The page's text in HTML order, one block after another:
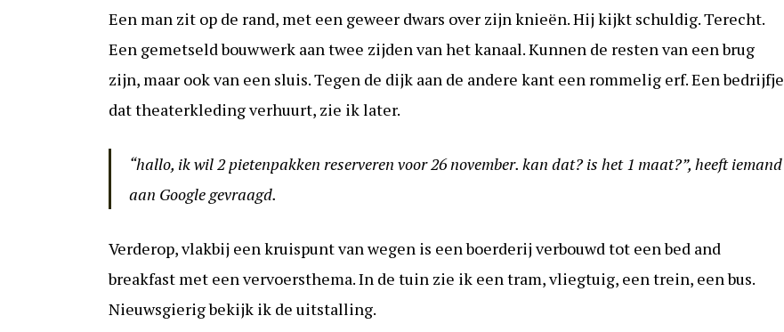
Een man zit op de rand, met een geweer dwars over zijn knieën. Hij kijkt schuldig. Terecht.
Een gemetseld bouwwerk aan twee zijden van het kanaal. Kunnen de resten van een brug
zijn, maar ook van een sluis. Tegen de dijk aan de andere kant een rommelig erf. Een bedrijfje
dat theaterkleding verhuurt, zie ik later.
“hallo, ik wil 2 pietenpakken reserveren voor 26 november. kan dat? is het 1 maat?”, heeft iemand
aan Google gevraagd.
Verderop, vlakbij een kruispunt van wegen is een boerderij verbouwd tot een bed and
breakfast met een vervoersthema. In de tuin zie ik een tram, vliegtuig, een trein, een bus.
Nieuwsgierig bekijk ik de uitstalling.